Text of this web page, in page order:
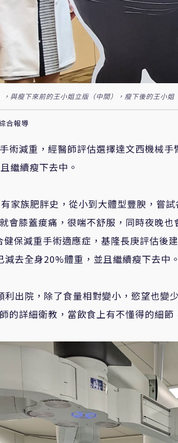
，與瘦下來前的王小姐立版（中間），瘦下後的王小
合報導
術減重，經醫師評估選擇達文西機械
繼續瘦下去中。
家族肥胖史，從小到大體型豐腴，嘗
會膝蓋痠痛，很喘不舒服，同時夜晚
保減重手術適應症， 基隆長庚評估後
減去全身20%體重，並且繼續瘦下去中。
利出院，除了食量相對變小，慾望也變
的詳細衛教，當飲食上有不懂得的細節